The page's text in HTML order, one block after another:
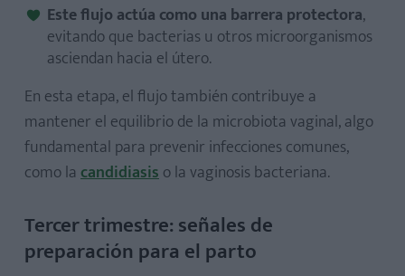
Este flujo actúa como una barrera protectora,
evitando que bacterias u otros microorganismos
asciendan hacia el útero.
En esta etapa, el flujo también contribuye a
mantener el equilibrio de la microbiota vaginal, algo
fundamental para prevenir infecciones comunes,
como la candidiasiso la vaginosis bacteriana.
Tercer trimestre: señales de
preparación para el parto